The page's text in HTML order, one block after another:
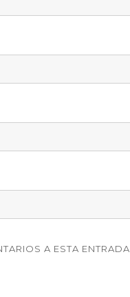
A ESTA ENTRADA.